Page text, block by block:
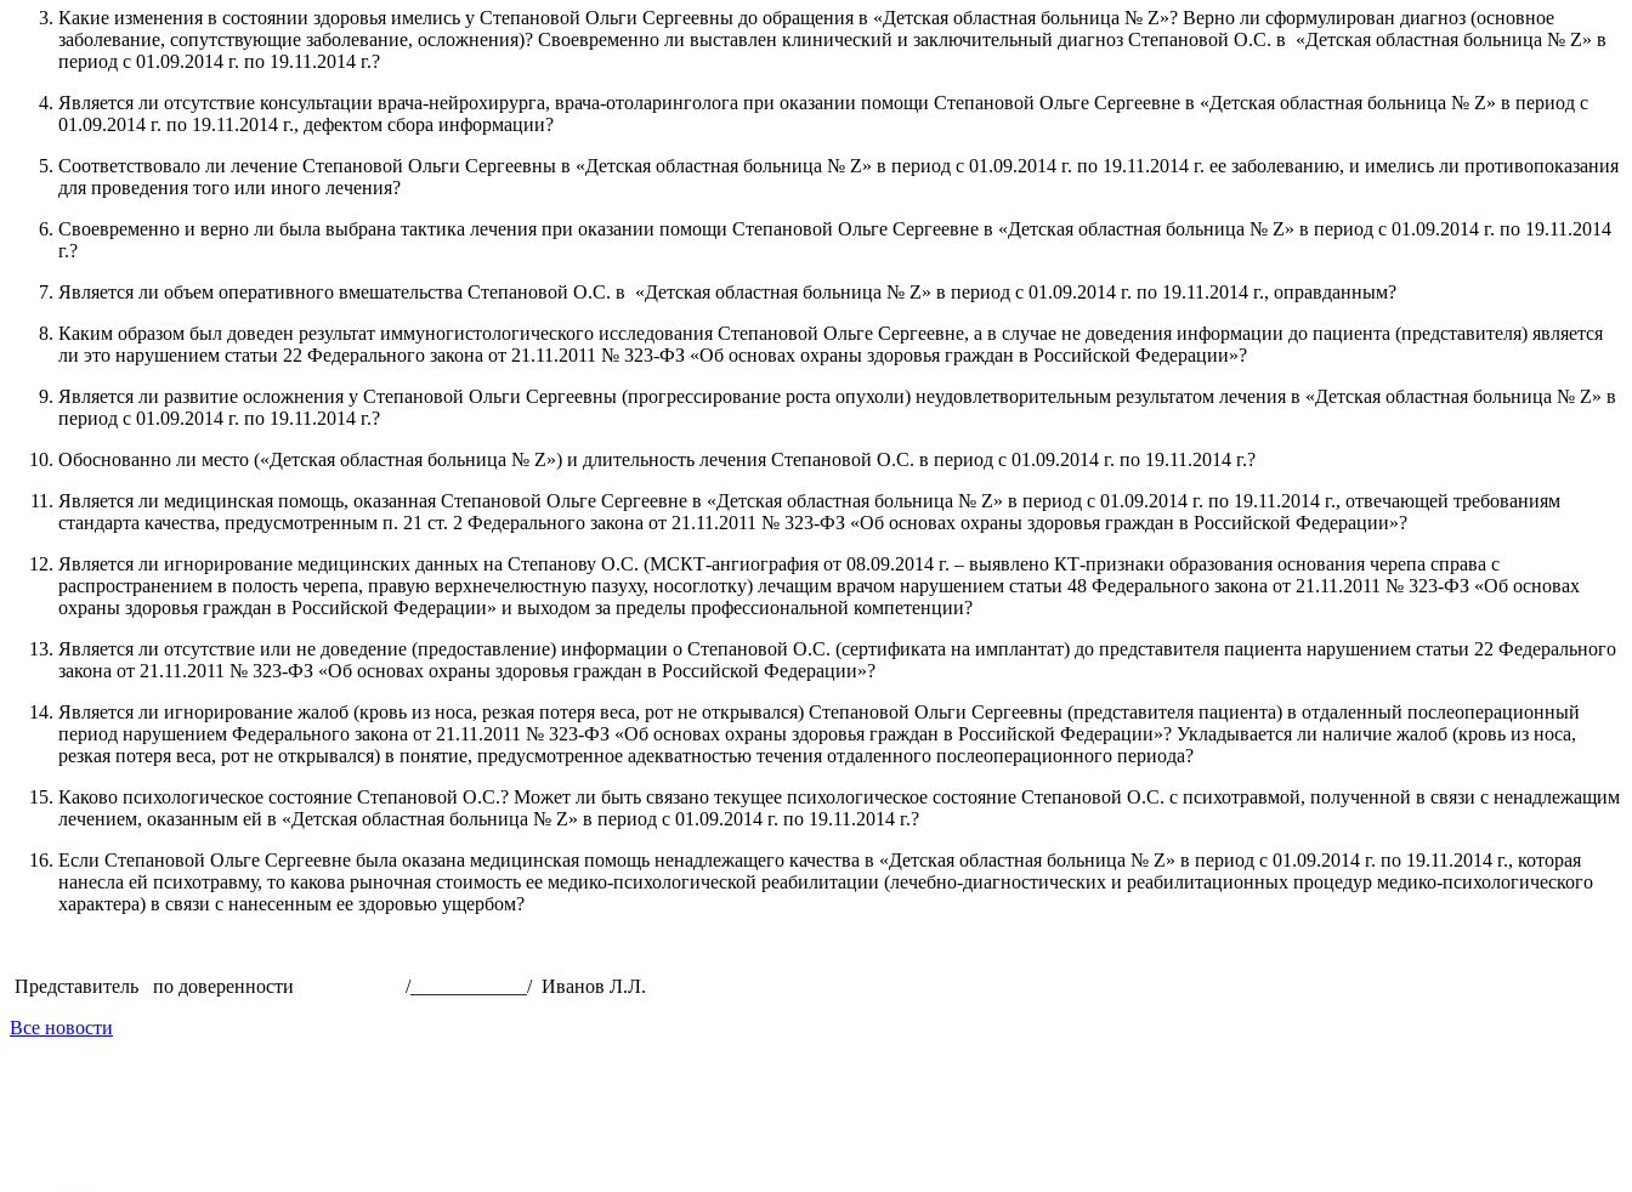
Какие изменения в состоянии здоровья имелись у Степановой Ольги Сергеевны до обращения в «Детская областная больница № Z»? Верно ли сформулирован диагноз (основное
заболевание, сопутствующие заболевание, осложнения)? Своевременно ли выставлен клинический и заключительный диагноз Степановой О.С. в «Детская областная больница № Z» в
период с 01.09.2014 г. по 19.11.2014 г.?
Является ли отсутствие консультации врача-нейрохирурга, врача-отоларинголога при оказании помощи Степановой Ольге Сергеевне в «Детская областная больница № Z» в период с
01.09.2014 г. по 19.11.2014 г., дефектом сбора информации?
Соответствовало ли лечение Степановой Ольги Сергеевны в «Детская областная больница № Z» в период с 01.09.2014 г. по 19.11.2014 г. ее заболеванию, и имелись ли противопоказания
для проведения того или иного лечения?
Своевременно и верно ли была выбрана тактика лечения при оказании помощи Степановой Ольге Сергеевне в «Детская областная больница № Z» в период с 01.09.2014 г. по 19.11.2014
г.?
Является ли объем оперативного вмешательства Степановой О.С. в «Детская областная больница № Z» в период с 01.09.2014 г. по 19.11.2014 г., оправданным?
Каким образом был доведен результат иммуногистологического исследования Степановой Ольге Сергеевне, а в случае не доведения информации до пациента (представителя) является
ли это нарушением статьи 22 Федерального закона от 21.11.2011 № 323-ФЗ «Об основах охраны здоровья граждан в Российской Федерации»?
Является ли развитие осложнения у Степановой Ольги Сергеевны (прогрессирование роста опухоли) неудовлетворительным результатом лечения в «Детская областная больница № Z» в
период с 01.09.2014 г. по 19.11.2014 г.?
Обоснованно ли место («Детская областная больница № Z») и длительность лечения Степановой О.С. в период с 01.09.2014 г. по 19.11.2014 г.?
Является ли медицинская помощь, оказанная Степановой Ольге Сергеевне в «Детская областная больница № Z» в период с 01.09.2014 г. по 19.11.2014 г., отвечающей требованиям
стандарта качества, предусмотренным п. 21 ст. 2 Федерального закона от 21.11.2011 № 323-ФЗ «Об основах охраны здоровья граждан в Российской Федерации»?
Является ли игнорирование медицинских данных на Степанову О.С. (МСКТ-ангиография от 08.09.2014 г. – выявлено КТ-признаки образования основания черепа справа с
распространением в полость черепа, правую верхнечелюстную пазуху, носоглотку) лечащим врачом нарушением статьи 48 Федерального закона от 21.11.2011 № 323-ФЗ «Об основах
охраны здоровья граждан в Российской Федерации» и выходом за пределы профессиональной компетенции?
Является ли отсутствие или не доведение (предоставление) информации о Степановой О.С. (сертификата на имплантат) до представителя пациента нарушением статьи 22 Федерального
закона от 21.11.2011 № 323-ФЗ «Об основах охраны здоровья граждан в Российской Федерации»?
Является ли игнорирование жалоб (кровь из носа, резкая потеря веса, рот не открывался) Степановой Ольги Сергеевны (представителя пациента) в отдаленный послеоперационный
период нарушением Федерального закона от 21.11.2011 № 323-ФЗ «Об основах охраны здоровья граждан в Российской Федерации»? Укладывается ли наличие жалоб (кровь из носа,
резкая потеря веса, рот не открывался) в понятие, предусмотренное адекватностью течения отдаленного послеоперационного периода?
Каково психологическое состояние Степановой О.С.? Может ли быть связано текущее психологическое состояние Степановой О.С. с психотравмой, полученной в связи с ненадлежащим
лечением, оказанным ей в «Детская областная больница № Z» в период с 01.09.2014 г. по 19.11.2014 г.?
Если Степановой Ольге Сергеевне была оказана медицинская помощь ненадлежащего качества в «Детская областная больница № Z» в период с 01.09.2014 г. по 19.11.2014 г., которая
нанесла ей психотравму, то какова рыночная стоимость ее медико-психологической реабилитации (лечебно-диагностических и реабилитационных процедур медико-психологического
характера) в связи с нанесенным ее здоровью ущербом?
Представитель по доверенности /____________/ Иванов Л.Л.
Все новости